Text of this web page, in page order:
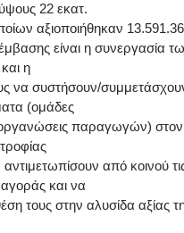
22 εκατ.
αξιοποιήθηκαν
είναι η συνεργασία
η
να συστήσουν/
(ομάδες
παραγωγών) στον
από κοινού
και να
τους στην αλυσίδα αξίας